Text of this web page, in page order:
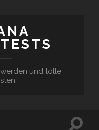
und tolle